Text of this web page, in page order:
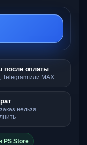
после оплаты
Telegram или MAX
нельзя
PS Store